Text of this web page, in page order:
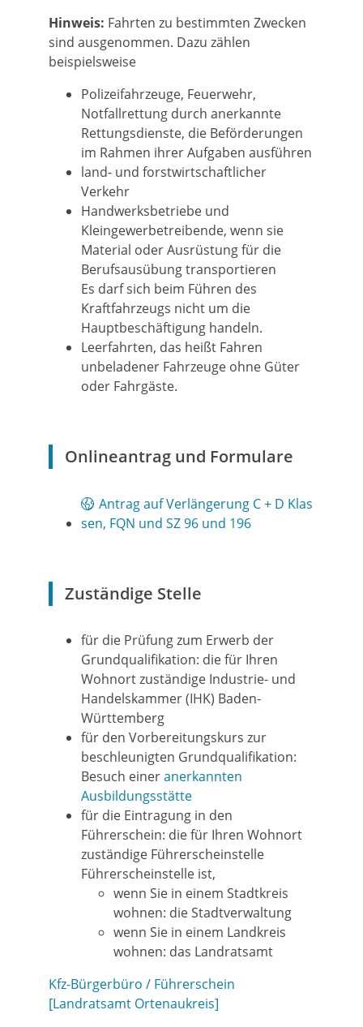
Hinweis: Fahrten zu bestimmten Zwecken
sind ausgenommen. Dazu zählen
beispielsweise
Polizeifahrzeuge, Feuerwehr,
Notfallrettung durch anerkannte
Rettungsdienste, die Beförderungen
im Rahmen ihrer Aufgaben ausführen
land- und forstwirtschaftlicher
Verkehr
Handwerksbetriebe und
Kleingewerbetreibende, wenn sie
Material oder Ausrüstung für die
Berufsausübung transportieren
Es darf sich beim Führen des
Kraftfahrzeugs nicht um die
Hauptbeschäftigung handeln.
Leerfahrten, das heißt Fahren
unbeladener Fahrzeuge ohne Güter
oder Fahrgäste.
Onlineantrag und Formulare
Antrag auf Verlängerung C + D Klas
sen, FQN und SZ 96 und 196
Zuständige Stelle
für die Prüfung zum Erwerb der
Grundqualifikation: die für Ihren
Wohnort zuständige Industrie- und
Handelskammer (IHK) Baden-
Württemberg
für den Vorbereitungskurs zur
beschleunigten Grundqualifikation:
Besuch eineranerkannten
Ausbildungsstätte
für die Eintragung in den
Führerschein: die für Ihren Wohnort
zuständige Führerscheinstelle
Führerscheinstelle ist,
wenn Sie in einem Stadtkreis
wohnen: die Stadtverwaltung
wenn Sie in einem Landkreis
wohnen: das Landratsamt
Kfz-Bürgerbüro / Führerschein
[Landratsamt Ortenaukreis]